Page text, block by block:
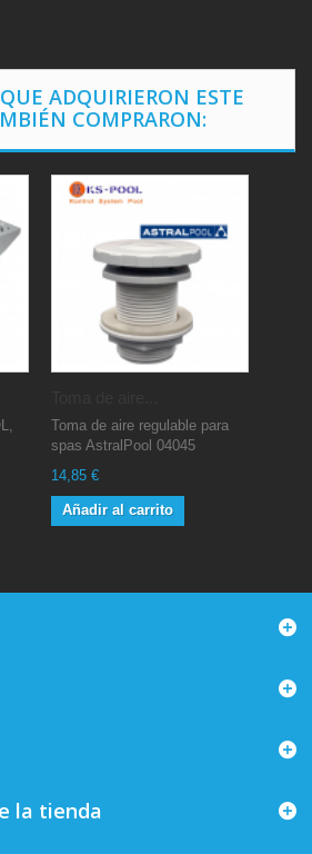
ADQUIRIERON ESTE
COMPRARON:
Toma de aire regulable para
spas AstralPool 04045
14,85 €
Añadir al carrito
la tienda